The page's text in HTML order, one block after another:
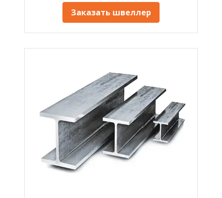
Заказать швеллер